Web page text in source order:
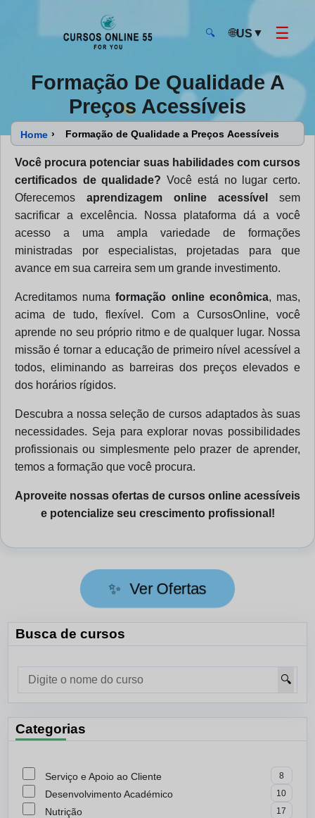
🔍 🌐US ▼ ☰
Formação De Qualidade A
Preços Acessíveis
Home › Formação de Qualidade a Preços Acessíveis
Você procura potenciar suas habilidades com cursos
certificados de qualidade? Você está no lugar certo.
Oferecemos aprendizagem online acessível
sem
sacrificar a excelência. Nossa plataforma dá a você
acesso a uma ampla variedade de formações
ministradas por especialistas, projetadas para que
avance em sua carreira sem um grande investimento.
Acreditamos numaformação online econômica, mas,
acima de tudo, flexível. Com a CursosOnline, você
aprende no seu próprio ritmo e de qualquer lugar. Nossa
missão é tornar a educação de primeiro nível acessível a
todos, eliminando as barreiras dos preços elevados e
dos horários rígidos.
Descubra a nossa seleção de cursos adaptados às suas
necessidades. Seja para explorar novas possibilidades
profissionais ou simplesmente pelo prazer de aprender,
temos a formação que você procura.
Aproveite nossas ofertas de cursos online acessíveis
e potencialize seu crescimento profissional!
✨ Ver Ofertas
Busca decursos
🔍
Categorias
Serviço e Apoio ao Cliente 8
Desenvolvimento Académico 10
Nutrição 17